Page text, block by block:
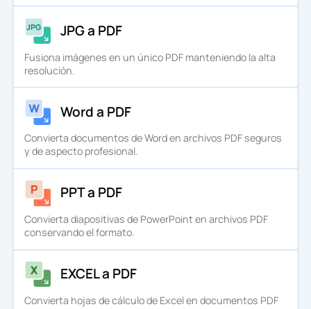
JPG a PDF
Fusiona imágenes en un único PDF manteniendo la alta
resolución.
Word a PDF
Convierta documentos de Word en archivos PDF seguros
y de aspecto profesional.
PPT a PDF
Convierta diapositivas de PowerPoint en archivos PDF
conservando el formato.
EXCEL a PDF
Convierta hojas de cálculo de Excel en documentos PDF